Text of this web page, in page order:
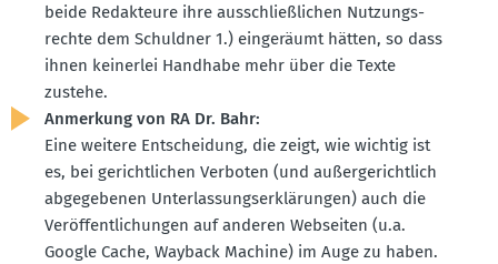
beide Redak­teure ihre ausschlie­ß­lichen Nutzungs­
rechte dem Schuldner 1.) einge­räumt hätten, so dass
ihnen keinerlei Handhabe mehr über die Texte
zustehe.
Anmerkung von RA Dr. Bahr:
Eine weitere Entscheidung, die zeigt, wie wichtig ist
es, bei gericht­lichen Verboten (und außer­ge­richtlich
abgege­benen Unter­las­sungs­er­klä­rungen) auch die
Veröf­fent­li­chungen auf anderen Webseiten (u.a.
Google Cache, Wayback Machine) im Auge zu haben.